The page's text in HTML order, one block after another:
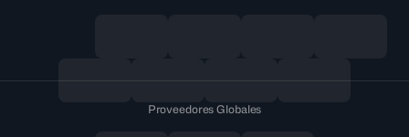
Proveedores Globales